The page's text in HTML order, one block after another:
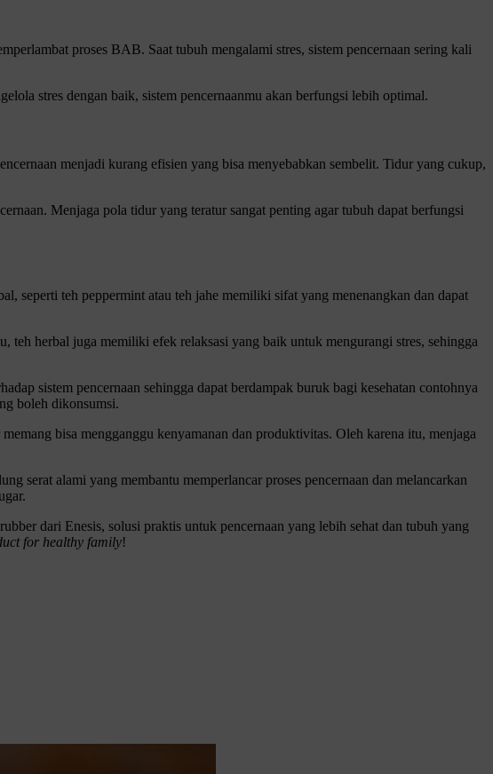
proses BAB. Saat tubuh mengalami stres, sistem pencernaan sering kali
stres dengan baik, sistem pencernaanmu akan berfungsi lebih optimal.
menjadi kurang efisien yang bisa menyebabkan sembelit. Tidur yang cukup,
Menjaga pola tidur yang teratur sangat penting agar tubuh dapat berfungsi
seperti teh peppermint atau teh jahe memiliki sifat yang menenangkan dan dapat
teh herbal juga memiliki efek relaksasi yang baik untuk mengurangi stres, sehingga
sistem pencernaan sehingga dapat berdampak buruk bagi kesehatan contohnya
boleh dikonsumsi.
bisa mengganggu kenyamanan dan produktivitas. Oleh karena itu, menjaga
serat alami yang membantu memperlancar proses pencernaan dan melancarkan
dari Enesis, solusi praktis untuk pencernaan yang lebih sehat dan tubuh yang
for healthy family!